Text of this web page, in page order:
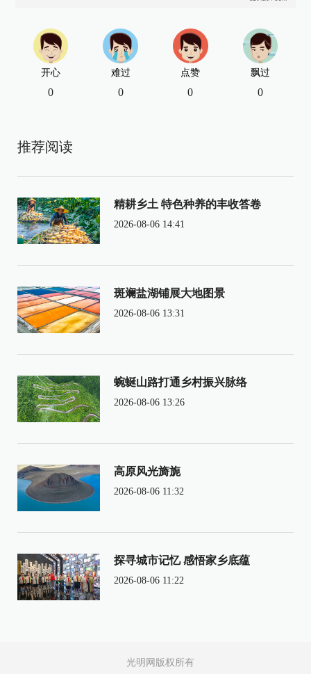
开心
0
难过
0
点赞
0
飘过
0
推荐阅读
精耕乡土 特色种养的丰收答卷
2026-08-06 14:41
斑斓盐湖铺展大地图景
2026-08-06 13:31
蜿蜒山路打通乡村振兴脉络
2026-08-06 13:26
高原风光旖旎
2026-08-06 11:32
探寻城市记忆 感悟家乡底蕴
2026-08-06 11:22
光明网版权所有